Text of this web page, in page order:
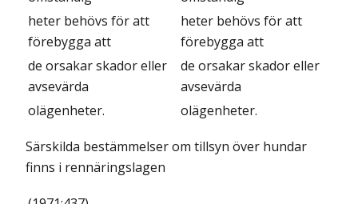
heter behövs för att
förebygga att
heter behövs för att
förebygga att
de orsakar skador eller
avsevärda
de orsakar skador eller
avsevärda
olägenheter.
olägenheter.
Särskilda bestämmelser om tillsyn över hundar
finns i rennäringslagen